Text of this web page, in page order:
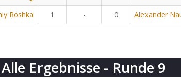
Roshka 1 - 0 Alexander
Alle Ergebnisse - Runde 9